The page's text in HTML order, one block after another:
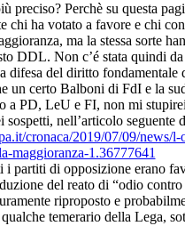
preciso? Perchè su questa
chi ha votato a favore e chi
ma la stessa sorte
DDL. Non c’é stata quindi
difesa del diritto fondamentale
un certo Balboni di FdI e la
a PD, LeU e FI, non mi
nell’articolo seguente
cronaca/2019/07/09/news/
maggioranza-1.36777641
i partiti di opposizione erano
del reato di “odio
riproposto e
temerario della Lega,